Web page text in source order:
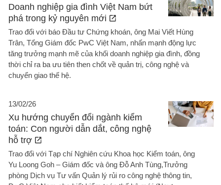
Doanh nghiệp gia đình Việt Nam bứt
phá trong kỷ nguyên mới
Trao đổi với báo Đầu tư Chứng khoán, ông Mai Viết Hùng
Trân, Tổng Giám đốc PwC Việt Nam, nhấn mạnh động lực
tăng trưởng mạnh mẽ của khối doanh nghiệp gia đình, đồng
thời chỉ ra ba ưu tiên then chốt về quản trị, công nghệ và
chuyển giao thế hệ.
13/02/26
Xu hướng chuyển đổi ngành kiểm
toán: Con người dẫn dắt, công nghệ
hỗ trợ
Trao đổi với Tạp chí Nghiên cứu Khoa học Kiểm toán, ông
Yu Loong Goh – Giám đốc và ông Đỗ Anh Tùng,Trưởng
phòng Dịch vụ Tư vấn Quản lý rủi ro công nghệ thông tin,